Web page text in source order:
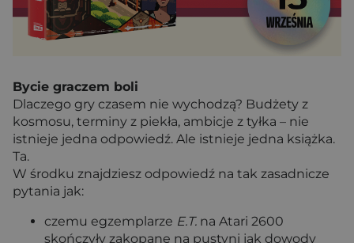
Bycie graczem boli
Dlaczego gry czasem nie wychodzą? Budżety z
kosmosu, terminy z piekła, ambicje z tyłka – nie
istnieje jedna odpowiedź. Ale istnieje jedna książka.
Ta.
W środku znajdziesz odpowiedź na tak zasadnicze
pytania jak:
czemu egzemplarze E.T. na Atari 2600
skończyły zakopane na pustyni jak dowody